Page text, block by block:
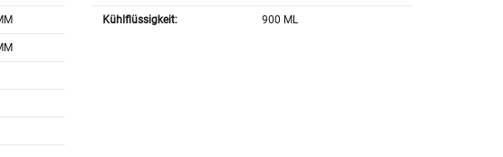
Kühlflüssigkeit: 900 ML